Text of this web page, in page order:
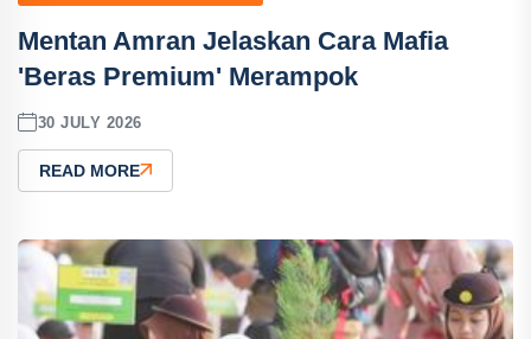
Mentan Amran Jelaskan Cara Mafia
'Beras Premium' Merampok
30 JULY 2026
READ MORE